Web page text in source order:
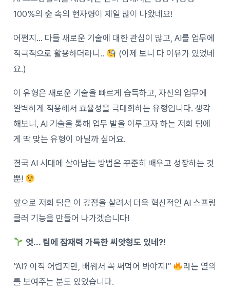
100%의 숲 속의 현자형이 제일 많이 나왔네요!
어쩐지… 다들 새로운 기술에 대한 관심이 많고, AI를 업무에
적극적으로 활용하더라니..
(이제 보니 다 이유가 있었네
요.)
이 유형은 새로운 기술을 빠르게 습득하고, 자신의 업무에
완벽하게 적용해서 효율성을 극대화하는 유형입니다. 생각
해보니, AI 기술을 통해 업무 발을 이루고자 하는 저희 팀에
게 딱 맞는 유형이 아닐까 싶어요.
결국 AI 시대에 살아남는 방법은 꾸준히 배우고 성장하는 것
뿐!
앞으로 저희 팀은 이 강점을 살려서 더욱 혁신적인 AI 스프링
클러 기능을 만들어 나가겠습니다!
엇… 팀에 잠재력 가득한 씨앗형도 있네?!
“AI? 아직 어렵지만, 배워서 꼭 써먹어 봐야지!”
라는 열의
를 보여주는 분도 있었습니다.